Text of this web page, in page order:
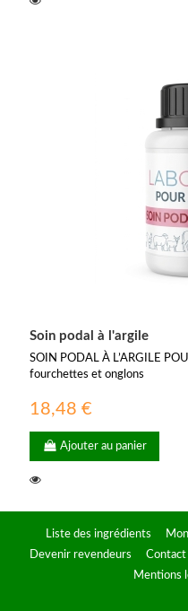
Soin podal à l'argile
SOIN PODAL À L’ARGILE
fourchettes et onglons
18,48 €
Ajouter au panier
Liste des ingrédients
Devenir revendeurs
Contact
Mentions